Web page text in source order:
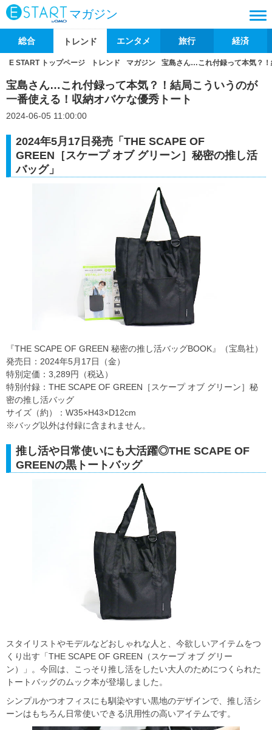
マガジン
総合 トレンド エンタメ 旅行 経済
E START トップページ トレンド マガジン 宝島さん…これ付録って本気？
宝島さん…これ付録って本気？！結局こういうのが
一番使える！収納オバケな優秀トート
2024-06-05 11:00:00
2024年5月17日発売「THE SCAPE OF
GREEN［スケープ オブ グリーン］秘密の推し活
バッグ」
『THE SCAPE OF GREEN 秘密の推し活バッグBOOK』（宝島社）
発売日：2024年5月17日（金）
特別定価：3,289円（税込）
特別付録：THE SCAPE OF GREEN［スケープ オブ グリーン］秘
密の推し活バッグ
サイズ（約）：W35×H43×D12cm
※バッグ以外は付録に含まれません。
推し活や日常使いにも大活躍◎THE SCAPE OF
GREENの黒トートバッグ
スタイリストやモデルなどおしゃれな人と、今欲しいアイテムをつ
くり出す「THE SCAPE OF GREEN（スケープ オブ グリー
ン）」。今回は、こっそり推し活をしたい大人のためにつくられた
トートバッグのムック本が登場しました。
シンプルかつオフィスにも馴染やすい黒地のデザインで、推し活シ
ーンはもちろん日常使いできる汎用性の高いアイテムです。